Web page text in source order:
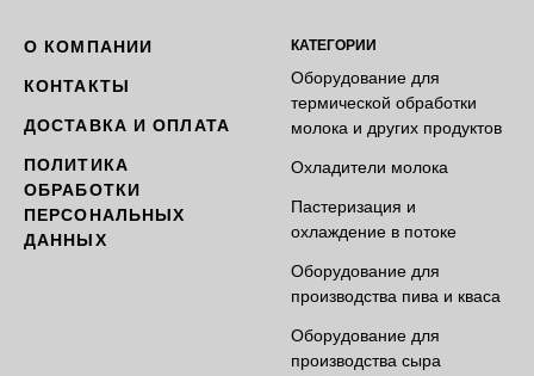
О КОМПАНИИ
КОНТАКТЫ
ДОСТАВКА И ОПЛАТА
ПОЛИТИКА
ОБРАБОТКИ
ПЕРСОНАЛЬНЫХ
ДАННЫХ
КАТЕГОРИИ
Оборудование для
термической обработки
молока и других продуктов
Охладители молока
Пастеризация и
охлаждение в потоке
Оборудование для
производства пива и кваса
Оборудование для
производства сыра